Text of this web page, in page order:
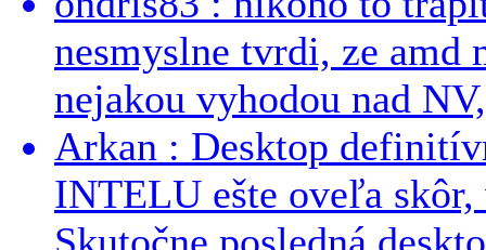
nesmyslne tvrdi, ze
nejakou vyhodou nad
Arkan : Desktop
INTELU ešte oveľa